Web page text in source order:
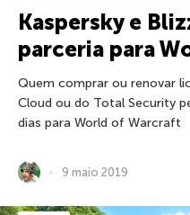
Kaspersky e
parceria para
Quem comprar ou renovar
Cloud ou do Total Security
dias para World of Warcraft
9 maio 2019